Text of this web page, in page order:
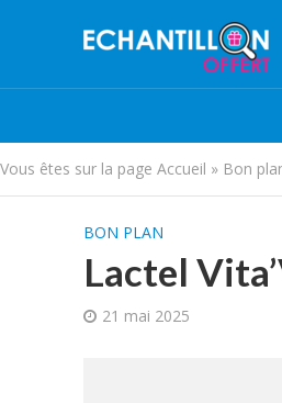
Vous êtes sur la page Accueil » Bon
BON PLAN
Lactel
21 mai 2025